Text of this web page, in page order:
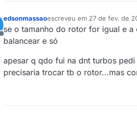
Offline
edsonmassaoescreveu em 27 de fev. de
última edição por
se o tamanho do rotor for igual e
balancear e só
apesar q qdo fui na dnt turbos
precisaria trocar tb o rotor...mas